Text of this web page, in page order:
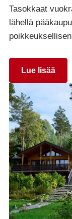
Tasokkaat
lähellä
Lue lisää